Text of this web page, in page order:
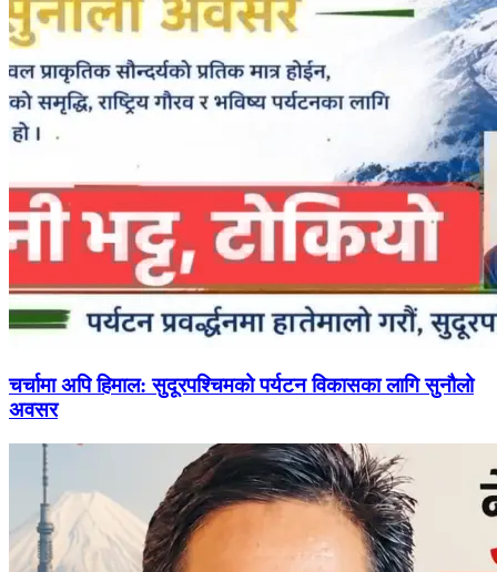
चर्चामा अपि हिमाल: सुदूरपश्चिमको पर्यटन विकासका लागि सुनौलो
अवसर